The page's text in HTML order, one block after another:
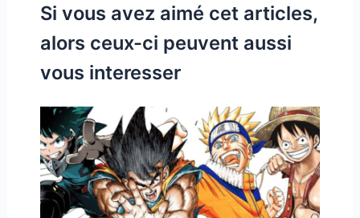
Si vous avez aimé cet articles,
alors ceux-ci peuvent aussi
vous interesser